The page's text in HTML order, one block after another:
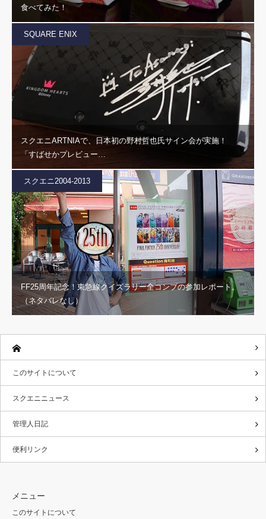
食べてみた！
SQUARE ENIX
スクエニARTNIAで、日本初の野村哲也氏サイン会が実施！
「すばせかプレビュー…
スクエニ2004-2013
FF25周年記念！東急線クイズラリー全コンプの参加レポート。
（ネタバレなし）
このサイトについて
スクエニニュース
管理人日記
便利リンク
メニュー
このサイトについて